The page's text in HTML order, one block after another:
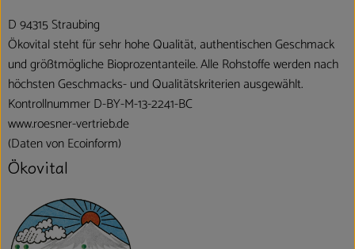
D 94315 Straubing
Ökovital steht für sehr hohe Qualität, authentischen Geschmack
und größtmögliche Bioprozentanteile. Alle Rohstoffe werden nach
höchsten Geschmacks- und Qualitätskriterien ausgewählt.
Kontrollnummer D-BY-M-13-2241-BC
www.roesner-vertrieb.de
(Daten von Ecoinform)
Ökovital